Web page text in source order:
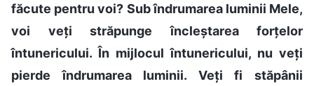
făcute pentru voi? Sub îndrumarea luminii Mele,
voi veți străpunge încleștarea forțelor
întunericului. În mijlocul întunericului, nu veți
pierde îndrumarea luminii. Veți fi stăpânii